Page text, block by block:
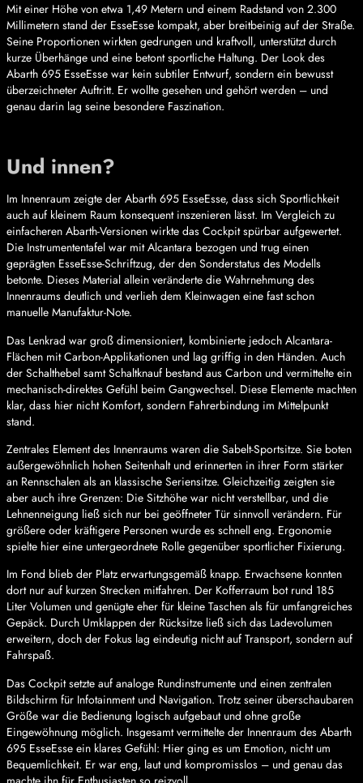
Mit einer Höhe von etwa 1,49 Metern und einem Radstand von 2.300
Millimetern stand der EsseEsse kompakt, aber breitbeinig auf der Straße.
Seine Proportionen wirkten gedrungen und kraftvoll, unterstützt durch
kurze Überhänge und eine betont sportliche Haltung. Der Look des
Abarth 695 EsseEsse war kein subtiler Entwurf, sondern ein bewusst
überzeichneter Auftritt. Er wollte gesehen und gehört werden – und
genau darin lag seine besondere Faszination.
Und innen?
Im Innenraum zeigte der Abarth 695 EsseEsse, dass sich Sportlichkeit
auch auf kleinem Raum konsequent inszenieren lässt. Im Vergleich zu
einfacheren Abarth-Versionen wirkte das Cockpit spürbar aufgewertet.
Die Instrumententafel war mit Alcantara bezogen und trug einen
geprägten EsseEsse-Schriftzug, der den Sonderstatus des Modells
betonte. Dieses Material allein veränderte die Wahrnehmung des
Innenraums deutlich und verlieh dem Kleinwagen eine fast schon
manuelle Manufaktur-Note.
Das Lenkrad war groß dimensioniert, kombinierte jedoch Alcantara-
Flächen mit Carbon-Applikationen und lag griffig in den Händen. Auch
der Schalthebel samt Schaltknauf bestand aus Carbon und vermittelte ein
mechanisch-direktes Gefühl beim Gangwechsel. Diese Elemente machten
klar, dass hier nicht Komfort, sondern Fahrerbindung im Mittelpunkt
stand.
Zentrales Element des Innenraums waren die Sabelt-Sportsitze. Sie boten
außergewöhnlich hohen Seitenhalt und erinnerten in ihrer Form stärker
an Rennschalen als an klassische Seriensitze. Gleichzeitig zeigten sie
aber auch ihre Grenzen: Die Sitzhöhe war nicht verstellbar, und die
Lehnenneigung ließ sich nur bei geöffneter Tür sinnvoll verändern. Für
größere oder kräftigere Personen wurde es schnell eng. Ergonomie
spielte hier eine untergeordnete Rolle gegenüber sportlicher Fixierung.
Im Fond blieb der Platz erwartungsgemäß knapp. Erwachsene konnten
dort nur auf kurzen Strecken mitfahren. Der Kofferraum bot rund 185
Liter Volumen und genügte eher für kleine Taschen als für umfangreiches
Gepäck. Durch Umklappen der Rücksitze ließ sich das Ladevolumen
erweitern, doch der Fokus lag eindeutig nicht auf Transport, sondern auf
Fahrspaß.
Das Cockpit setzte auf analoge Rundinstrumente und einen zentralen
Bildschirm für Infotainment und Navigation. Trotz seiner überschaubaren
Größe war die Bedienung logisch aufgebaut und ohne große
Eingewöhnung möglich. Insgesamt vermittelte der Innenraum des Abarth
695 EsseEsse ein klares Gefühl: Hier ging es um Emotion, nicht um
Bequemlichkeit. Er war eng, laut und kompromisslos – und genau das